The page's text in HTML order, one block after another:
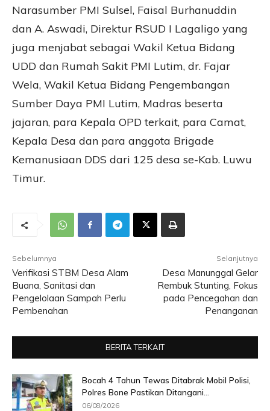
Narasumber PMI Sulsel, Faisal Burhanuddin
dan A. Aswadi, Direktur RSUD I Lagaligo yang
juga menjabat sebagai Wakil Ketua Bidang
UDD dan Rumah Sakit PMI Lutim, dr. Fajar
Wela, Wakil Ketua Bidang Pengembangan
Sumber Daya PMI Lutim, Madras beserta
jajaran, para Kepala OPD terkait, para Camat,
Kepala Desa dan para anggota Brigade
Kemanusiaan DDS dari 125 desa se-Kab. Luwu
Timur.
Sebelumnya
Verifikasi STBM Desa Alam
Buana, Sanitasi dan
Pengelolaan Sampah Perlu
Pembenahan
Selanjutnya
Desa Manunggal Gelar
Rembuk Stunting, Fokus
pada Pencegahan dan
Penanganan
BERITA TERKAIT
Bocah 4 Tahun Tewas Ditabrak Mobil Polisi,
Polres Bone Pastikan Ditangani...
06/08/2026